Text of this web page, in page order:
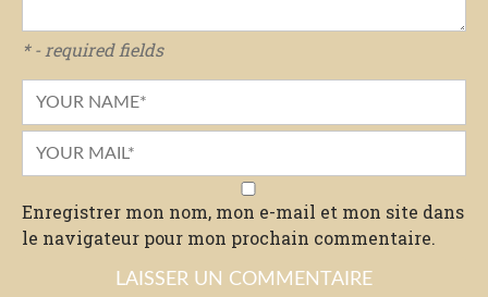
* - required fields
Enregistrer mon nom, mon e-mail et mon site dans
le navigateur pour mon prochain commentaire.